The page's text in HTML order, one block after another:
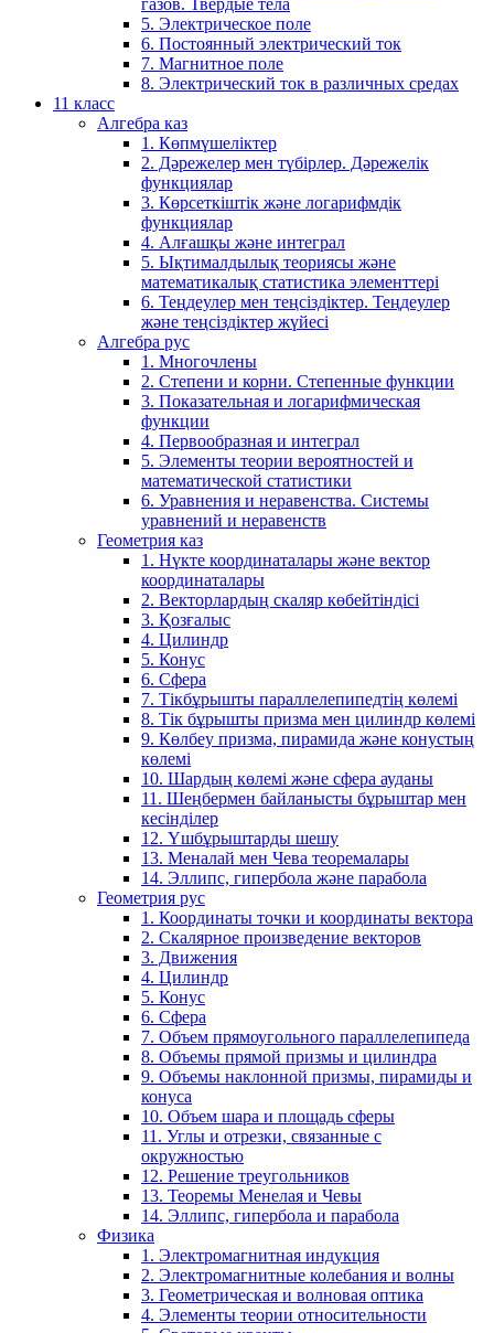
5. Электрическое поле
6. Постоянный электрический ток
7. Магнитное поле
8. Электрический ток в различных средах
11 класс
Алгебра каз
1. Көпмүшеліктер
2. Дәрежелер мен түбірлер. Дәрежелік
функциялар
3. Көрсеткіштік және логарифмдік
функциялар
4. Алғашқы және интеграл
5. Ықтималдылық теориясы және
математикалық статистика элементтері
6. Теңдеулер мен теңсіздіктер. Теңдеулер
және теңсіздіктер жүйесі
Алгебра рус
1. Многочлены
2. Степени и корни. Степенные функции
3. Показательная и логарифмическая
функции
4. Первообразная и интеграл
5. Элементы теории вероятностей и
математической статистики
6. Уравнения и неравенства. Системы
уравнений и неравенств
Геометрия каз
1. Нүкте координаталары және вектор
координаталары
2. Векторлардың скаляр көбейтіндісі
3. Қозғалыс
4. Цилиндр
5. Конус
6. Сфера
7. Тікбұрышты параллелепипедтің көлемі
8. Тік бұрышты призма мен цилиндр көлемі
9. Көлбеу призма, пирамида және конустың
көлемі
10. Шардың көлемі және сфера ауданы
11. Шеңбермен байланысты бұрыштар мен
кесінділер
12. Үшбұрыштарды шешу
13. Меналай мен Чева теоремалары
14. Эллипс, гипербола және парабола
Геометрия рус
1. Координаты точки и координаты вектора
2. Скалярное произведение векторов
3. Движения
4. Цилиндр
5. Конус
6. Сфера
7. Объем прямоугольного параллелепипеда
8. Объемы прямой призмы и цилиндра
9. Объемы наклонной призмы, пирамиды и
конуса
10. Объем шара и площадь сферы
11. Углы и отрезки, связанные с
окружностью
12. Решение треугольников
13. Теоремы Менелая и Чевы
14. Эллипс, гипербола и парабола
Физика
1. Электромагнитная индукция
2. Электромагнитные колебания и волны
3. Геометрическая и волновая оптика
4. Элементы теории относительности